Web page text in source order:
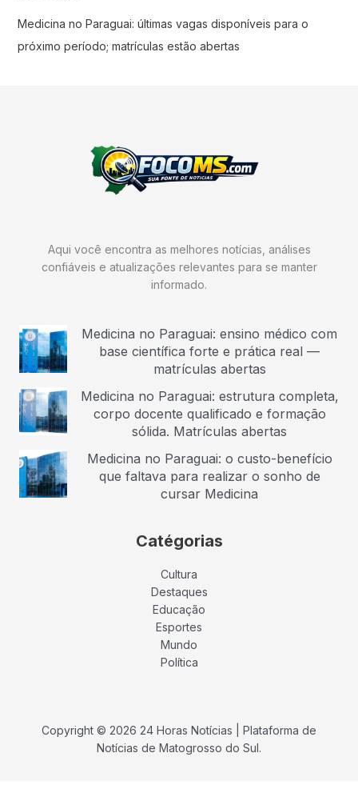
Medicina no Paraguai: últimas vagas disponíveis para o
próximo período; matrículas estão abertas
Aqui você encontra as melhores notícias, análises
confiáveis e atualizações relevantes para se manter
informado.
Medicina no Paraguai: ensino médico com
base científica forte e prática real —
matrículas abertas
Medicina no Paraguai: estrutura completa,
corpo docente qualificado e formação
sólida. Matrículas abertas
Medicina no Paraguai: o custo-benefício
que faltava para realizar o sonho de
cursar Medicina
Catégorias
Cultura
Destaques
Educação
Esportes
Mundo
Política
Copyright © 2026 24 Horas Notícias | Plataforma de
Notícias de Matogrosso do Sul.